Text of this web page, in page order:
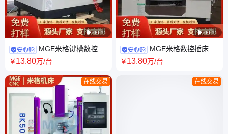
 00:15
MGE米格键槽数控插
床BK5032型 支持按需定做 操
￥13.80万/台
在线交易
 00:15
MGE米格数控插床
BK5032 精密选材 操作便捷 上
￥13.80万/台
在线交易